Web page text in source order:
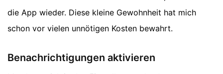
die App wieder. Diese kleine Gewohnheit hat mich
schon vor vielen unnötigen Kosten bewahrt.
Benachrichtigungen aktivieren